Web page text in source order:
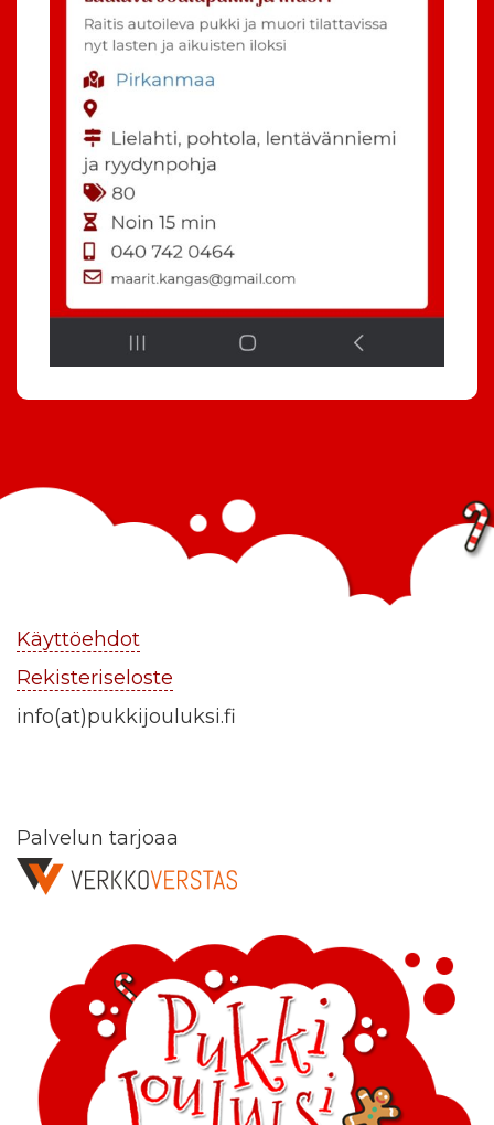
Käyttöehdot
Rekisteriseloste
info(at)pukkijouluksi.fi
Palvelun tarjoaa